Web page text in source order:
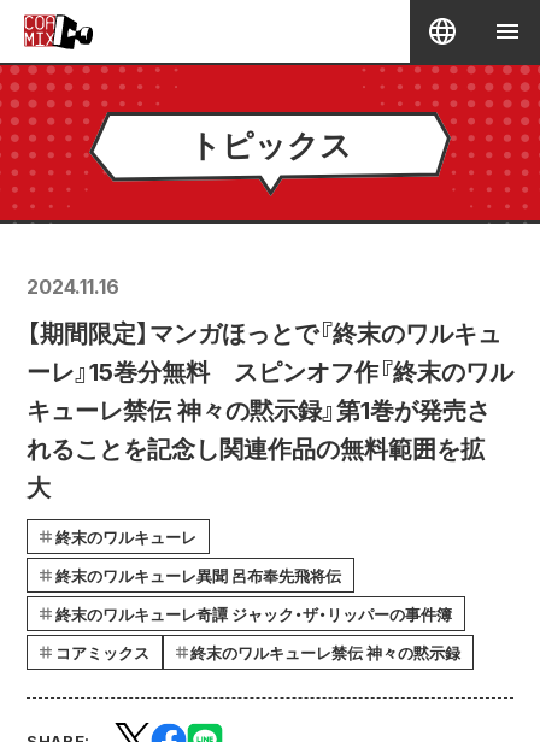
トピックス
2024.11.16
【期間限定】マンガほっとで『終末のワルキュ
ーレ』15巻分無料 スピンオフ作『終末のワル
キューレ禁伝 神々の黙示録』第1巻が発売さ
れることを記念し関連作品の無料範囲を拡
大
終末のワルキューレ
終末のワルキューレ異聞 呂布奉先飛将伝
終末のワルキューレ奇譚 ジャック・ザ・リッパーの事件簿
コアミックス
終末のワルキューレ禁伝 神々の黙示録